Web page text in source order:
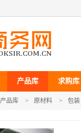
产品库 求购库
产品库 > 原材料 > 包装